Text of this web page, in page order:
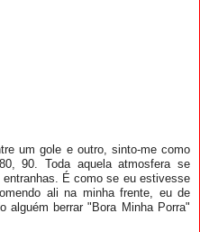
um gole e outro, sinto-me como
90. Toda aquela atmosfera se
É como se eu estivesse
ali na minha frente, eu de
alguém berrar "Bora Minha Porra"